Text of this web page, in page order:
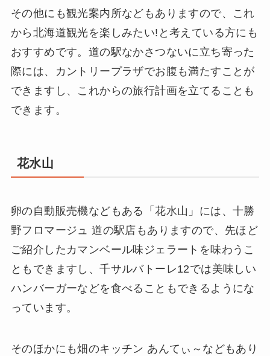
その他にも観光案内所などもありますので、これ
から北海道観光を楽しみたい!と考えている方にも
おすすめです。道の駅なかさつないに立ち寄った
際には、カントリープラザでお腹も満たすことが
できますし、これからの旅行計画を立てることも
できます。
花水山
卵の自動販売機などもある「花水山」には、十勝
野フロマージュ 道の駅店もありますので、先ほど
ご紹介したカマンベール味ジェラートを味わうこ
ともできますし、千サルバトーレ12では美味しい
ハンバーガーなどを食べることもできるようにな
っています。
そのほかにも畑のキッチン あんてぃ～などもあり